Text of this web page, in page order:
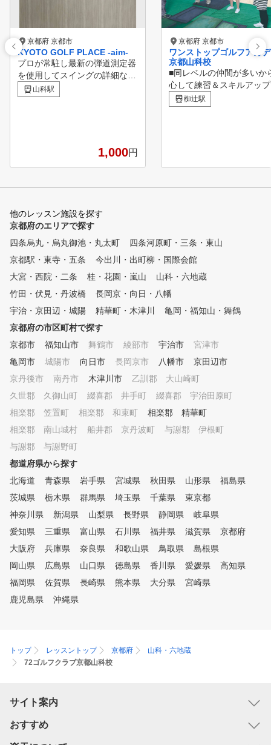
京都府 京都市
KYOTO GOLF PLACE -aim-
プロが常駐し最新の弾道測定器
を使用してスイングの詳細な解
析を行い、 お客様のゴルフス
タイルに合わせた指導とアドバ
ルアップをお約束します。 室
内の快適な環境であなたのゴル
山科駅
1,000円
京都府 京都市
ワンストップゴルフアカ
京都山科校
■同レベルの仲間が多いか
心して練習＆スキルアッ
ます！ ワンストップゴル
カデミーは 未経験からゴ
の友人がドンドン増えま
うのは仲間と一緒だから
んだ！”ということをご理
ただき、当スクールで沢
間・友人をつくっていた
ばと思います！！ ■費用を最小
さをお伝えいたします！
いただきたいという想い
レッスン費はご参加いた
すい価格に設定させて頂
ります！ ■夜でも雨でも、バン
ができます！在校生専用
ーン周りの練習場 ワンス
プゴルフアカデミーの在
皆様であれば無料でお使
ので、ドンドンご参加く
！スクール内の大会を毎
！ 一年を通じて各地でコ
を開催いたしております。 ■
ール・マナー・理論等を
学び、レッスンで実践し
ッスン
椥辻駅
他のレッスン施設を探す
京都府のエリアで探す
四条烏丸・烏丸御池・丸太町
四条河原町・三条・東山
京都駅・東寺・五条
今出川・出町柳・国際会館
大宮・西院・二条
桂・花園・嵐山
山科・六地蔵
竹田・伏見・丹波橋
長岡京・向日・八幡
宇治・京田辺・城陽
精華町・木津川
亀岡・福知山・舞鶴
京都府の市区町村で探す
京都市
福知山市 舞鶴市 綾部市 宇治市
宮津市
亀岡市
城陽市 向日市 長岡京市 八幡市
京田辺市
京丹後市
南丹市 木津川市
乙訓郡 大山崎町
久世郡 久御山町
綴喜郡 井手町
綴喜郡 宇治田原町
相楽郡 笠置町
相楽郡 和束町
相楽郡 精華町
相楽郡 南山城村
船井郡 京丹波町
与謝郡 伊根町
与謝郡 与謝野町
都道府県から探す
北海道
青森県 岩手県 宮城県 秋田県 山形県
福島県
茨城県
栃木県 群馬県 埼玉県 千葉県
東京都
神奈川県
新潟県 山梨県 長野県 静岡県
岐阜県
愛知県
三重県 富山県 石川県 福井県 滋賀県
京都府
大阪府
兵庫県 奈良県 和歌山県 鳥取県
島根県
岡山県
広島県 山口県 徳島県 香川県 愛媛県
高知県
福岡県
佐賀県 長崎県 熊本県 大分県
宮崎県
鹿児島県
沖縄県
トップ レッスントップ 京都府
山科・六地蔵
72ゴルフクラブ京都山科校
サイト案内
おすすめ